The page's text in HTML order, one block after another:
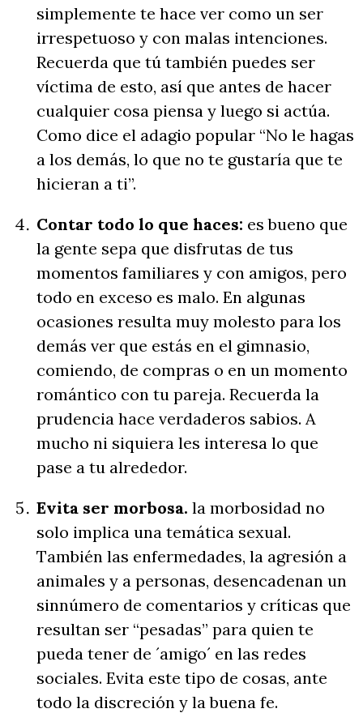
simplemente te hace ver como un ser
irrespetuoso y con malas intenciones.
Recuerda que tú también puedes ser
víctima de esto, así que antes de hacer
cualquier cosa piensa y luego si actúa.
Como dice el adagio popular “No le hagas
a los demás, lo que no te gustaría que te
hicieran a ti”.
Contar todo lo que haces: es bueno que
la gente sepa que disfrutas de tus
momentos familiares y con amigos, pero
todo en exceso es malo. En algunas
ocasiones resulta muy molesto para los
demás ver que estás en el gimnasio,
comiendo, de compras o en un momento
romántico con tu pareja. Recuerda la
prudencia hace verdaderos sabios. A
mucho ni siquiera les interesa lo que
pase a tu alrededor.
Evita ser morbosa. la morbosidad no
solo implica una temática sexual.
También las enfermedades, la agresión a
animales y a personas, desencadenan un
sinnúmero de comentarios y críticas que
resultan ser “pesadas” para quien te
pueda tener de ´amigo´ en las redes
sociales. Evita este tipo de cosas, ante
todo la discreción y la buena fe.